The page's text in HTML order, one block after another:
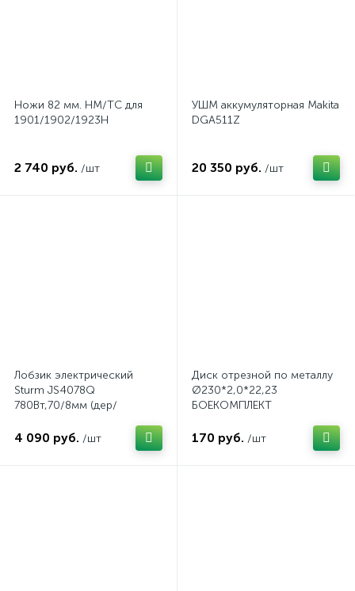
Ножи 82 мм. HM/TC для
1901/1902/1923Н
2 740 руб. /шт
УШМ аккумуляторная Makita
DGA511Z
20 350 руб. /шт
Лобзик электрический
Sturm JS4078Q
780Вт,70/8мм (дер/
4 090 руб. /шт
Диск отрезной по металлу
Ø230*2,0*22,23
БОЕКОМПЛЕКТ
170 руб. /шт